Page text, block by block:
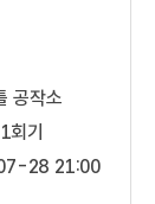
공작소
기
28 21:00